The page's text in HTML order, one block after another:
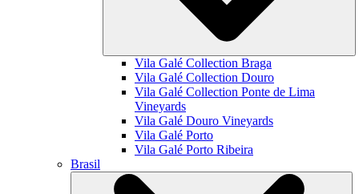
Vila Galé Collection Braga
Vila Galé Collection Douro
Vila Galé Collection Ponte de Lima
Vineyards
Vila Galé Douro Vineyards
Vila Galé Porto
Vila Galé Porto Ribeira
Brasil